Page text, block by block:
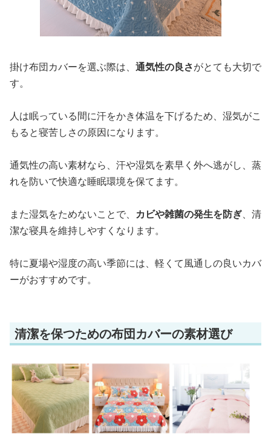
掛け布団カバーを選ぶ際は、 通気性の良さがとても大切で
す。
人は眠っている間に汗をかき体温を下げるため、湿気がこ
もると寝苦しさの原因になります。
通気性の高い素材なら、汗や湿気を素早く外へ逃がし、蒸
れを防いで快適な睡眠環境を保てます。
また湿気をためないことで、 カビや雑菌の発生を防ぎ、清
潔な寝具を維持しやすくなります。
特に夏場や湿度の高い季節には、軽くて風通しの良いカバ
ーがおすすめです。
清潔を保つための布団カバーの素材選び